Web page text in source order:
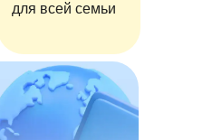
для всей семьи